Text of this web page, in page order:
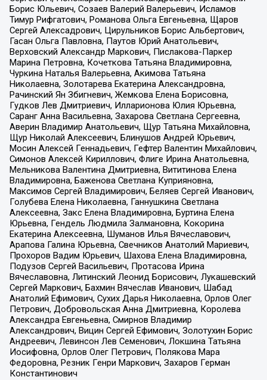
Борис Юльевич, Созаев Валерий Валерьевич, Исламов
Тимур Рифгатович, Романова Ольга Евгеньевна, Щаров
Сергей Алексадрович, Цирульников Борис Альбертович,
Гасан Ольга Павловна, Паутов Юрий Анатольевич,
Верховский Александр Маркович, Пислакова-Паркер
Марина Петровна, Кочеткова Татьяна Владимировна,
Чуркина Наталья Валерьевна, Акимова Татьяна
Николаевна, Золотарева Екатерина Александровна,
Рачинский Ян Збигневич, Жемкова Елена Борисовна,
Гудков Лев Дмитриевич, Илларионова Юлия Юрьевна,
Саранг Анна Васильевна, Захарова Светлана Сергеевна,
Аверин Владимир Анатольевич, Щур Татьяна Михайловна,
Щур Николай Алексеевич, Блинушов Андрей Юрьевич,
Мосин Алексей Геннадьевич, Гефтер Валентин Михайлович,
Симонов Алексей Кириллович, Флиге Ирина Анатольевна,
Мельникова Валентина Дмитриевна, Вититинова Елена
Владимировна, Баженова Светлана Куприяновна,
Максимов Сергей Владимирович, Беляев Сергей Иванович,
Голубева Елена Николаевна, Ганнушкина Светлана
Алексеевна, Закс Елена Владимировна, Буртина Елена
Юрьевна, Гендель Людмила Залмановна, Кокорина
Екатерина Алексеевна, Шуманов Илья Вячеславович,
Арапова Галина Юрьевна, Свечников Анатолий Мариевич,
Прохоров Вадим Юрьевич, Шахова Елена Владимировна,
Подузов Сергей Васильевич, Протасова Ирина
Вячеславовна, Литинский Леонид Борисович, Лукашевский
Сергей Маркович, Бахмин Вячеслав Иванович, Шабад
Анатолий Ефимович, Сухих Дарья Николаевна, Орлов Олег
Петрович, Добровольская Анна Дмитриевна, Королева
Александра Евгеньевна, Смирнов Владимир
Александрович, Вицин Сергей Ефимович, Золотухин Борис
Андреевич, Левинсон Лев Семенович, Локшина Татьяна
Иосифовна, Орлов Олег Петрович, Полякова Мара
Федоровна, Резник Генри Маркович, Захаров Герман
Константинович